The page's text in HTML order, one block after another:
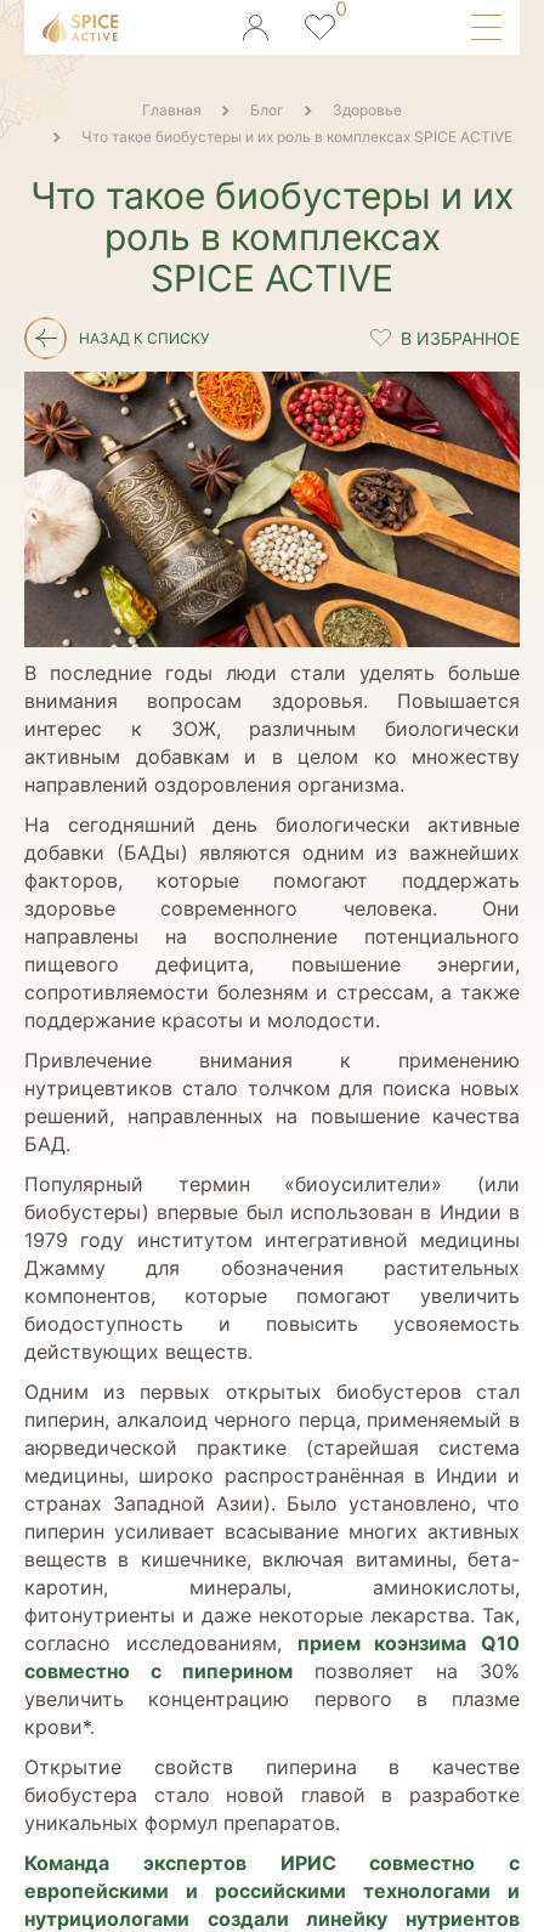
Главная Блог
Здоровье
Что такое биобустеры и их роль в комплексах SPICE ACTIVE
Что такое биобустеры и их
роль в комплексах
SPICE ACTIVE
НАЗАД К СПИСКУ
В последние годы люди стали уделять больше
внимания вопросам здоровья. Повышается
интерес к ЗОЖ, различным биологически
активным добавкам и в целом ко множеству
направлений оздоровления организма.
На сегодняшний день биологически активные
добавки (БАДы) являются одним из важнейших
факторов, которые помогают поддержать
здоровье современного человека. Они
направлены на восполнение потенциального
пищевого дефицита, повышение энергии,
сопротивляемости болезням и стрессам, а также
поддержание красоты и молодости.
Привлечение внимания к применению
нутрицевтиков стало толчком для поиска новых
решений, направленных на повышение качества
БАД.
Популярный термин «биоусилители» (или
биобустеры) впервые был использован в Индии в
1979 году институтом интегративной медицины
Джамму для обозначения растительных
компонентов, которые помогают увеличить
биодоступность и повысить усвояемость
действующих веществ.
Одним из первых открытых биобустеров стал
пиперин, алкалоид черного перца, применяемый в
аюрведической практике (старейшая система
медицины, широко распространённая в Индии и
странах Западной Азии). Было установлено, что
пиперин усиливает всасывание многих активных
веществ в кишечнике, включая витамины, бета-
каротин, минералы, аминокислоты,
фитонутриенты и даже некоторые лекарства. Так,
согласно исследованиям, прием коэнзима Q10
совместно с пиперином позволяет на 30%
увеличить концентрацию первого в плазме
крови*.
Открытие свойств пиперина в качестве
биобустера стало новой главой в разработке
уникальных формул препаратов.
Команда экспертов ИРИС совместно с
европейскими и российскими технологами и
нутрициологами создали линейку нутриентов